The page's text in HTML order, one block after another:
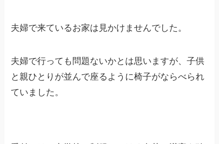
夫婦で来ているお家は見かけませんでした。
夫婦で行っても問題ないかとは思いますが、子供
と親ひとりが並んで座るように椅子がならべられ
ていました。